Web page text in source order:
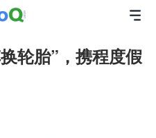
轮胎”，携程度假